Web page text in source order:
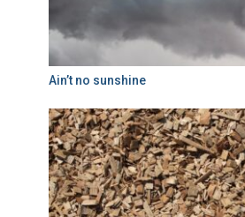
Ain’t no sunshine